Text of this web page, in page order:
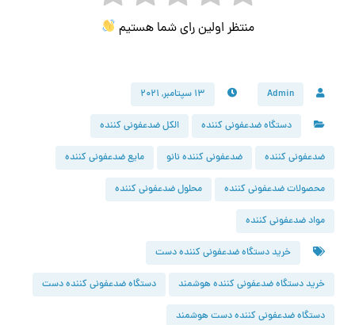
منتظر اولین رای شما هستیم
Admin ۱۳ سپتامبر, ۲۰۲۱
دستگاه ضدعفونی کننده الکل ضدعفونی کننده
ضدعفونی کننده ضدعفونی کننده نانو مایع ضدعفونی کننده
محصولات ضدعفونی کننده محلول ضدعفونی کننده
مواد ضدعفونی کننده
خرید دستگاه ضدعفونی کننده دست
خرید دستگاه ضدعفونی کننده هوشمند دستگاه ضدعفونی کننده دست
دستگاه ضدعفونی کننده دست هوشمند